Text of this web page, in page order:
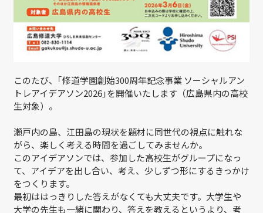
このたび、｢修道学園創始300周年記念事業 ソーシャルアン
トレアイデアソン2026｣を開催いたします（広島県内の高校
生対象）。
瀬戸内の島、江田島の現状を題材に同世代の視点に触れな
がら、楽しく考える時間を過ごしてみませんか。
このアイデアソンでは、参加した高校生がグループになっ
て、アイデアを出し合い、考え、少しずつ形にするきっかけ
をつくります。
最初ははっきりした答えがなくても大丈夫です。大学生や
大学の先生も一緒に関わり、答えを教えるというより、考